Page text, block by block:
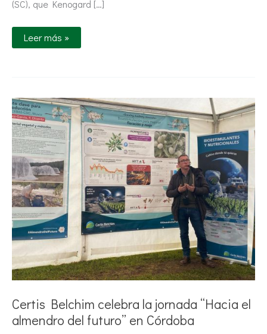
(SC), que Kenogard […]
Leer más »
Certis Belchim celebra la jornada “Hacia el
almendro del futuro” en Córdoba
Certis
Belchim
celebra
la
jornada
“Hacia
el
almendro
del
futuro”
en
Córdoba